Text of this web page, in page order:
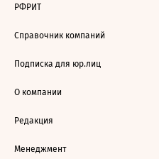
РФРИТ
Справочник компаний
Подписка для юр.лиц
О компании
Редакция
Менеджмент